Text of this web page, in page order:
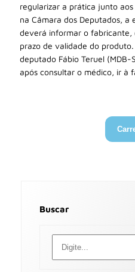
regularizar a prática junto
na Câmara dos Deputados, a
deverá informar o fabricante,
prazo de validade do
deputado Fábio Teruel
após consultar o médico, ir à
Buscar